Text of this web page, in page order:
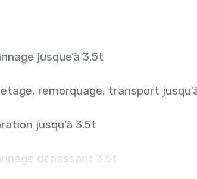
jusque’à 3.5t
remorquage, transport
jusqu’à 3.5t
dépassant 3.5t